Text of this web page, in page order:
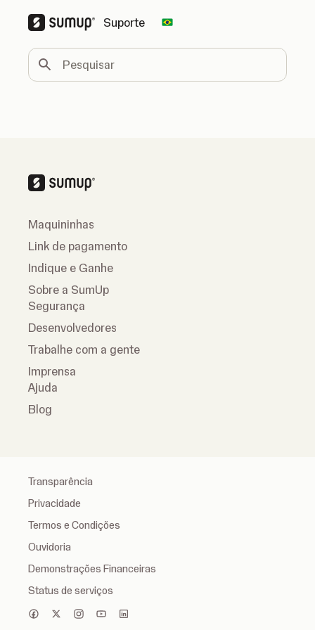
Suporte Change country
Pesquisar
Maquininhas
Link de pagamento
Indique e Ganhe
Sobre a SumUp
Segurança
Desenvolvedores
Trabalhe com a gente
Imprensa
Ajuda
Blog
Transparência
Privacidade
Termos e Condições
Ouvidoria
Demonstrações Financeiras
Status de serviços